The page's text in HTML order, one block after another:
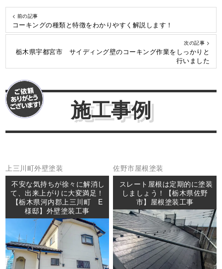
< 前の記事
コーキングの種類と特徴をわかりやすく解説します！
次の記事 >
栃木県宇都宮市 サイディング壁のコーキング作業をしっかりと
行いました
施工事例
上三川町外壁塗装
不安な気持ちが徐々に解消し
て、出来上がりに大変満足！
【栃木県河内郡上三川町 E
様邸】外壁塗装工事
佐野市屋根塗装
スレート屋根は定期的に塗装
しましょう！【栃木県佐野
市】屋根塗装工事